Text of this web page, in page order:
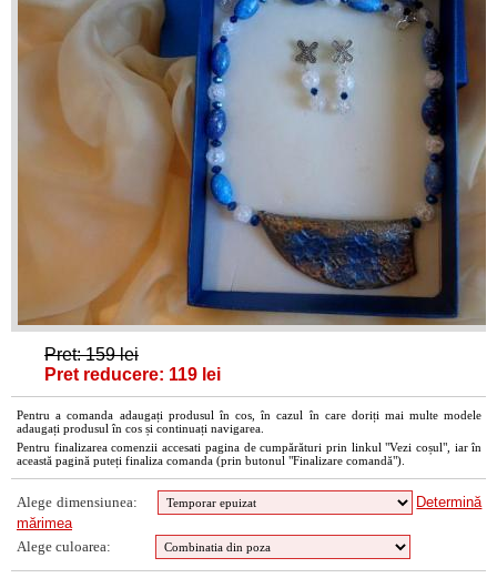
Pret: 159 lei
Pret reducere: 119 lei
Pentru a comanda adaugați produsul în cos, în cazul în care doriți mai multe modele
adaugați produsul în cos și continuați navigarea.
Pentru finalizarea comenzii accesati pagina de cumpărături prin linkul "Vezi coșul", iar în
această pagină puteți finaliza comanda (prin butonul "Finalizare comandă").
Alege dimensiunea:
Determină
mărimea
Alege culoarea: